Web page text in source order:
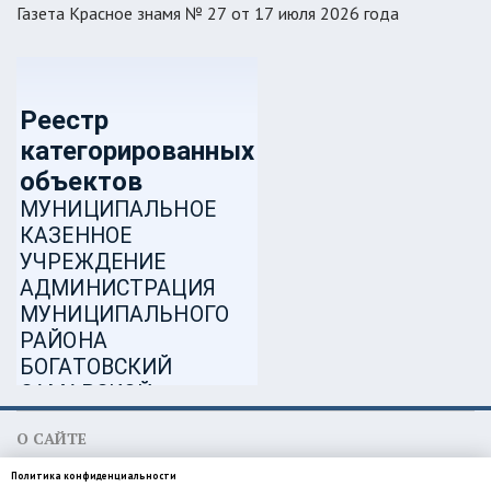
Газета Красное знамя № 27 от 17 июля 2026 года
О САЙТЕ
МКУ администрация муниципального района Богатовский
Политика конфиденциальности